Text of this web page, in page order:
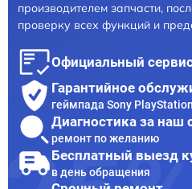
производителем запчасти,
проверку всех функций и
Официальный
Гарантийное
геймпада Sony
Диагностика за наш
ремонт по желанию
Бесплатный выезд
в день обращения